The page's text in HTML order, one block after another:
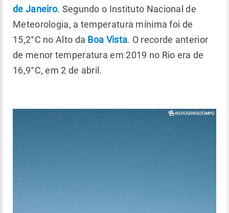
de Janeiro. Segundo o Instituto Nacional de
Meteorologia, a temperatura mínima foi de
15,2°C no Alto da Boa Vista. O recorde anterior
de menor temperatura em 2019 no Rio era de
16,9°C, em 2 de abril.